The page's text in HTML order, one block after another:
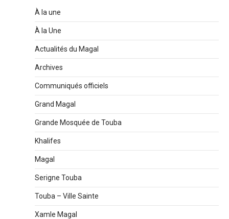
À la une
À la Une
Actualités du Magal
Archives
Communiqués officiels
Grand Magal
Grande Mosquée de Touba
Khalifes
Magal
Serigne Touba
Touba – Ville Sainte
Xamle Magal